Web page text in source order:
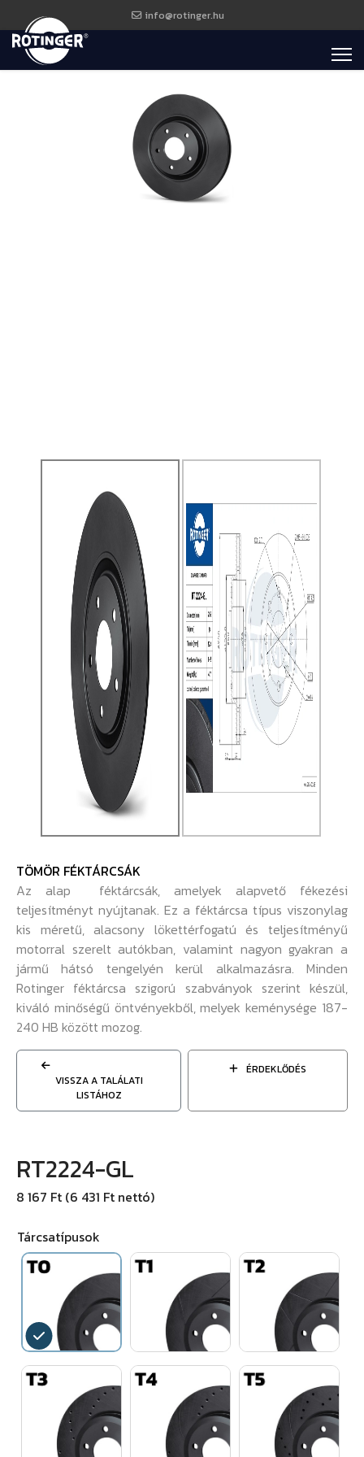
info@rotinger.hu
TÖMÖR FÉKTÁRCSÁK
Az alap féktárcsák, amelyek alapvető fékezési
teljesítményt nyújtanak. Ez a féktárcsa típus viszonylag
kis méretű, alacsony lökettérfogatú és teljesítményű
motorral szerelt autókban, valamint nagyon gyakran a
jármű hátsó tengelyén kerül alkalmazásra. Minden
Rotinger féktárcsa szigorú szabványok szerint készül,
kiváló minőségű öntvényekből, melyek keménysége 187-
240 HB között mozog.
VISSZA A TALÁLATI
LISTÁHOZ
ÉRDEKLŐDÉS
RT2224-GL
8 167 Ft (6 431 Ft nettó)
Tárcsatípusok